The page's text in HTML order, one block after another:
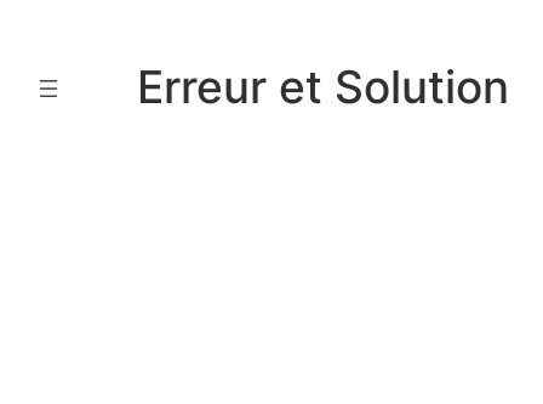
contenu
Erreur et Solution